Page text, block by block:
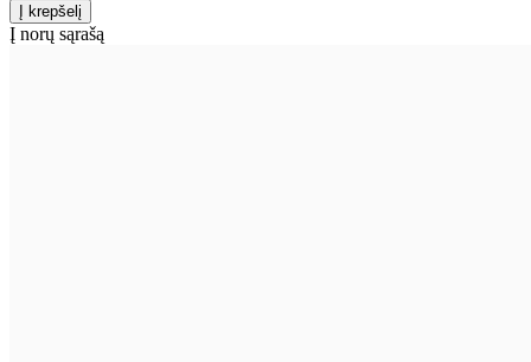
Į norų sąrašą